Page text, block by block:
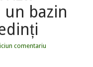
bazin
comentariu